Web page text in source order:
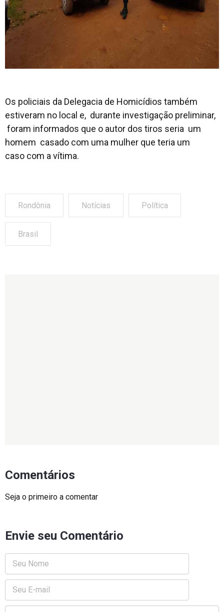
Os policiais da Delegacia de Homicídios também
estiveram no local e, durante investigação preliminar,
foram informados que o autor dos tiros seria um
homem casado com uma mulher que teria um
caso com a vítima.
Rondônia Notícias Política
Brasil
Comentários
Seja o primeiro a comentar
Envie seu Comentário